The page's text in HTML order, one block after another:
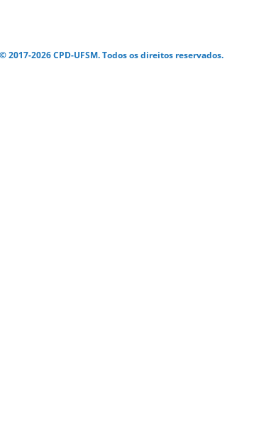
2017-2026 CPD-UFSM. Todos os direitos reservados.